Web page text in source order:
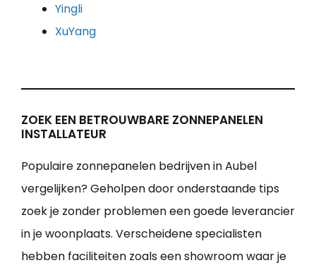
Yingli
XuYang
ZOEK EEN BETROUWBARE ZONNEPANELEN
INSTALLATEUR
Populaire zonnepanelen bedrijven in Aubel
vergelijken? Geholpen door onderstaande tips
zoek je zonder problemen een goede leverancier
in je woonplaats. Verscheidene specialisten
hebben faciliteiten zoals een showroom waar je